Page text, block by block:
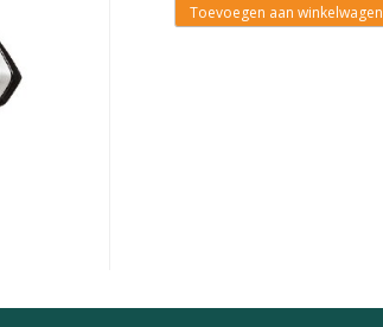
Toevoegen aan winkelwagen